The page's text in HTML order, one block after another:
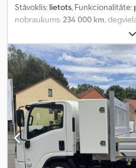
Stāvoklis: lietots, Funkcionalitāte:
nobraukums:234 000 km,
dienas
Ražošanas gads:2008,